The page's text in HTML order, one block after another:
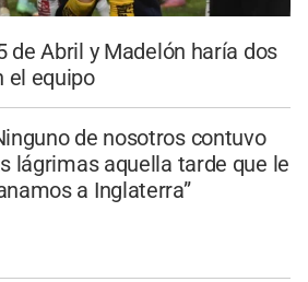
de Abril y Madelón haría dos
el equipo
de nosotros contuvo
lágrimas aquella tarde que le
a Inglaterra”